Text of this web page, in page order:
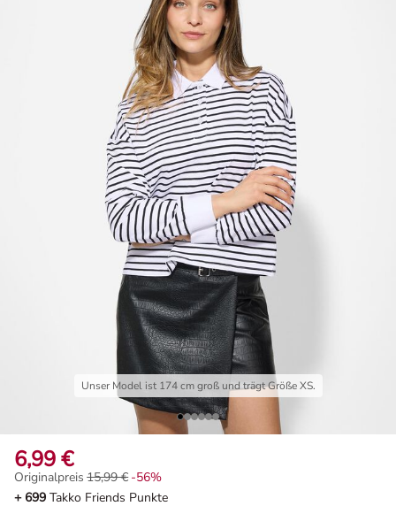
Unser Model ist 174 cm groß und trägt Größe XS.
6,99 €
Originalpreis 15,99 €, Rabat -56%
Originalpreis 15,99 € -56%
+ 699 Takko Friends Punkte